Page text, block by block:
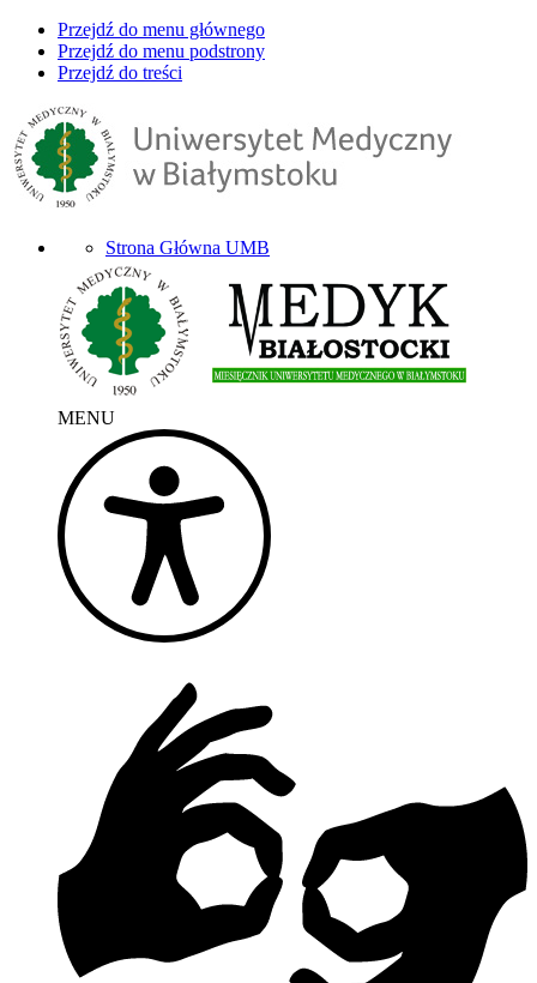
Przejdź do menu głównego
Przejdź do menu podstrony
Przejdź do treści
Strona Główna UMB
MENU